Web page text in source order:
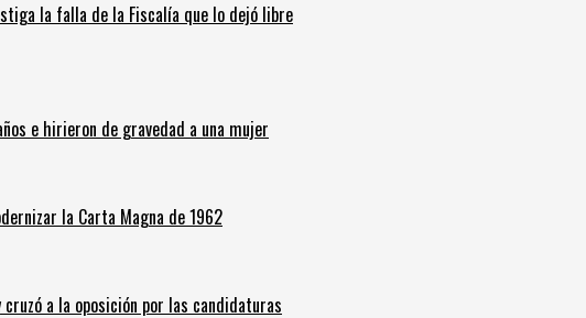
la falla de la Fiscalía que lo dejó libre
e hirieron de gravedad a una mujer
la Carta Magna de 1962
a la oposición por las candidaturas